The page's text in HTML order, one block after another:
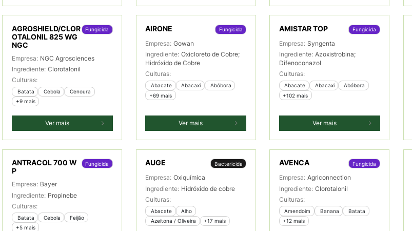
AGROSHIELD/CLOR
OTALONIL 825 WG
NGC
Fungicida
Empresa: NGC Agrosciences
Ingrediente: Clorotalonil
Culturas:
Batata Cebola
Cenoura
+9 mais
Ver mais
AIRONE Fungicida
Empresa: Gowan
Ingrediente: Oxicloreto de Cobre;
Hidróxido de Cobre
Culturas:
Abacate Abacaxi
Abóbora
+69 mais
Ver mais
AMISTAR TOP Fungicida
Empresa: Syngenta
Ingrediente: Azoxistrobina;
Difenoconazol
Culturas:
Abacate Abacaxi
Abóbora
+102 mais
Ver mais
ANTRACOL 700 W
P
Fungicida
Empresa: Bayer
Ingrediente: Propinebe
Culturas:
Batata Cebola
Feijão
+5 mais
AUGE Bactericida
Empresa: Oxiquímica
Ingrediente: Hidróxido de cobre
Culturas:
Abacate
Alho
Azeitona / Oliveira
+17 mais
AVENCA Fungicida
Empresa: Agriconnection
Ingrediente: Clorotalonil
Culturas:
Amendoim Banana
Batata
+12 mais